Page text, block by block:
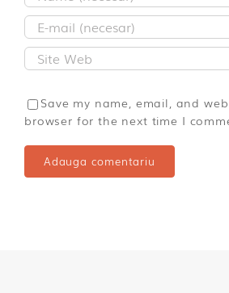
Save my name, email, and
browser for the next time I